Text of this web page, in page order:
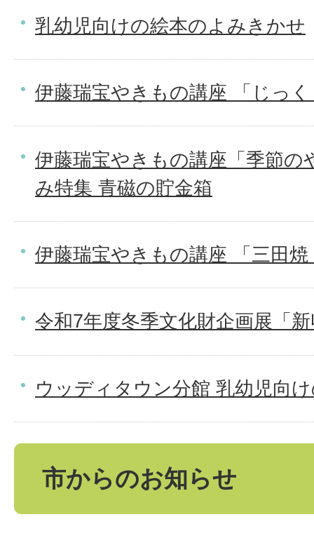
乳幼児向けの絵本のよみきかせ
伊藤瑞宝やきもの講座 「じっ
伊藤瑞宝やきもの講座「季節の
み特集 青磁の貯金箱
伊藤瑞宝やきもの講座 「三田
令和7年度冬季文化財企画展「
ウッディタウン分館 乳幼児向
市からのお知らせ